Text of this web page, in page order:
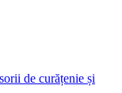
de curățenie și